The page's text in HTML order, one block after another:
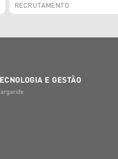
RECRUTAMENTO
E GESTÃO